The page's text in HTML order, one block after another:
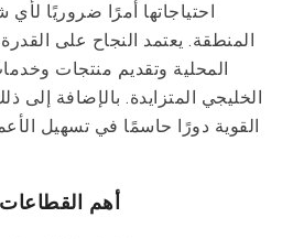
احتياجاتها أمرًا ضروريًا
المنطقة. يعتمد النجاح على
المحلية وتقديم منتجات
الخليجي المتزايدة. بالإضافة إلى
القوية دورًا حاسمًا في تسهيل
أهم